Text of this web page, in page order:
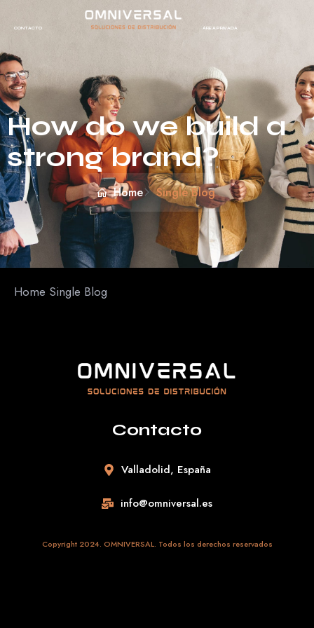
CONTACTO ÁREA PRIVADA
How do we build a
strong brand?
Home Single Blog
Home Single Blog
Contacto
Valladolid, España
info@omniversal.es
Copyright 2024. OMNIVERSAL. Todos los derechos reservados